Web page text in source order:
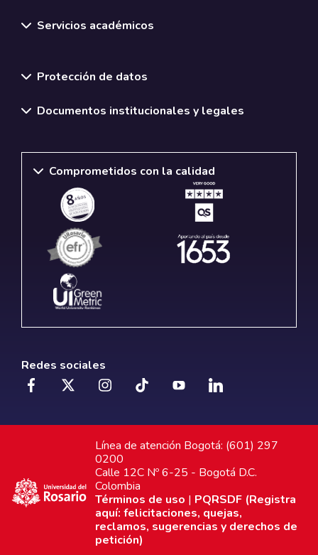
Servicios académicos
Protección de datos
Documentos institucionales y legales
Comprometidos con la calidad
Redes sociales
Línea de atención Bogotá: (601) 297
0200
Calle 12C Nº 6-25 - Bogotá D.C.
Colombia
Términos de uso | PQRSDF (Registra
aquí: felicitaciones, quejas,
reclamos, sugerencias y derechos de
petición)